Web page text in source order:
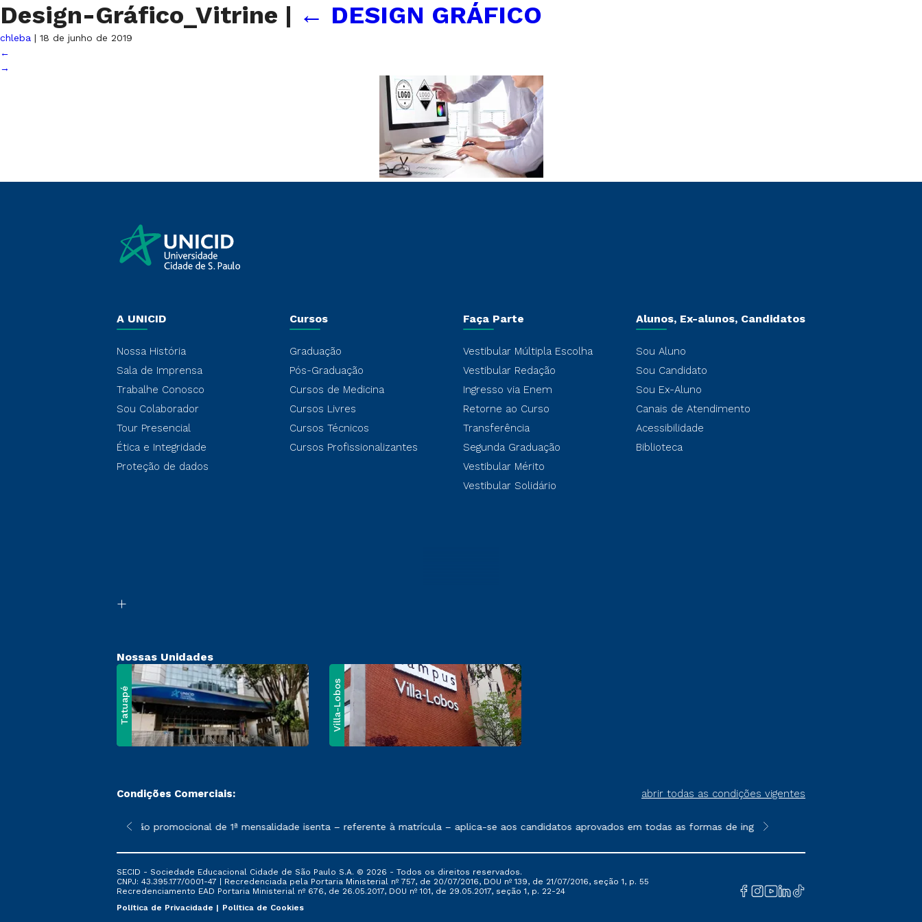
Design-Gráfico_Vitrine | ← DESIGN GRÁFICO
chleba | 18 de junho de 2019
←
→
A UNICID
Nossa História
Sala de Imprensa
Trabalhe Conosco
Sou Colaborador
Tour Presencial
Ética e Integridade
Proteção de dados
Cursos
Graduação
Pós-Graduação
Cursos de Medicina
Cursos Livres
Cursos Técnicos
Cursos Profissionalizantes
Faça Parte
Vestibular Múltipla Escolha
Vestibular Redação
Ingresso via Enem
Retorne ao Curso
Transferência
Segunda Graduação
Vestibular Mérito
Vestibular Solidário
Alunos, Ex-alunos, Candidatos
Sou Aluno
Sou Candidato
Sou Ex-Aluno
Canais de Atendimento
Acessibilidade
Biblioteca
Nossas Unidades
Tatuapé Villa-Lobos
Condições Comerciais: abrir todas as condições vigentes
sofrer alterações nos períodos de rematrícula conforme exposto no contrato de prestação de serviços
*A condição promocional de 1ª mensalidade isenta – referente à matrícula – aplica-se aos candidatos aprovados em todas as formas de ingresso, exceto na prova on-line
**Semipresencial é um formato do
SECID - Sociedade Educacional Cidade de São Paulo S.A. © 2026 - Todos os direitos reservados.
CNPJ: 43.395.177/0001-47 | Recredenciada pela Portaria Ministerial nº 757, de 20/07/2016, DOU nº 139, de 21/07/2016, seção 1, p. 55
Recredenciamento EAD Portaria Ministerial nº 676, de 26.05.2017, DOU nº 101, de 29.05.2017, seção 1, p. 22-24
Política de Privacidade
Política de Cookies